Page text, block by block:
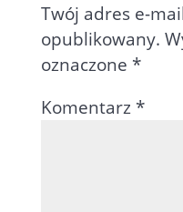
Twój adres e-
opublikowany.
oznaczone *
Komentarz *